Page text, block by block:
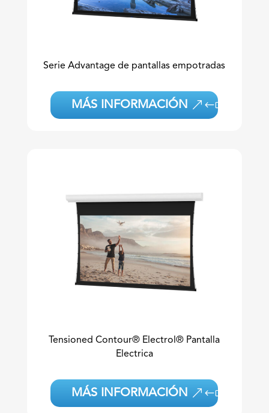
Serie Advantage de pantallas empotradas
MÁS INFORMACIÓN
Tensioned Contour® Electrol® Pantalla
Electrica
MÁS INFORMACIÓN